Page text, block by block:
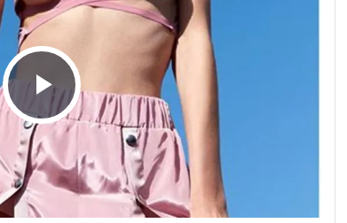
Play Video